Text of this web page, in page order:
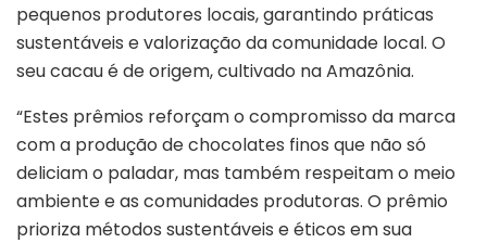
pequenos produtores locais, garantindo práticas
sustentáveis e valorização da comunidade local. O
seu cacau é de origem, cultivado na Amazônia.
“Estes prêmios reforçam o compromisso da marca
com a produção de chocolates finos que não só
deliciam o paladar, mas também respeitam o meio
ambiente e as comunidades produtoras. O prêmio
prioriza métodos sustentáveis e éticos em sua